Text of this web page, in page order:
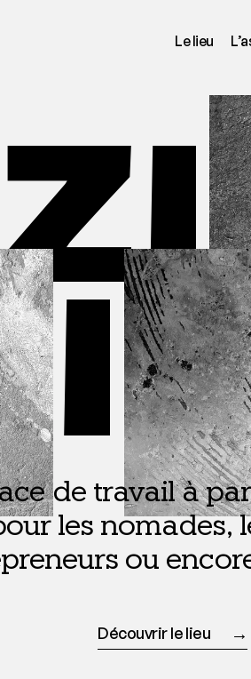
Le lieu
I
I
de tra­vail à
les nomades,
ou
Découvrir le lieu